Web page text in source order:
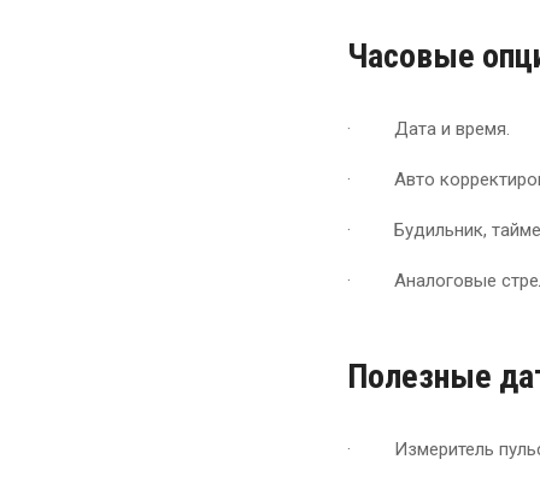
Часовые
· Дата и время.
· Авто
· Будильник,
· Аналоговые
Полезные
· Измеритель